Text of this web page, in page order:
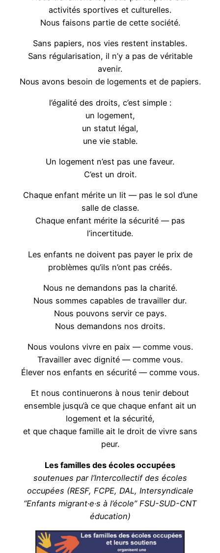
activités sportives et culturelles.
Nous faisons partie de cette société.
Sans papiers, nos vies restent instables.
Sans régularisation, il n’y a pas de véritable
avenir.
Nous avons besoin de logements et de papiers.
l’égalité des droits, c’est simple :
un logement,
un statut légal,
une vie stable.
Un logement n’est pas une faveur.
C’est un droit.
Chaque enfant mérite un lit — pas le sol d’une
salle de classe.
Chaque enfant mérite la sécurité — pas
l’incertitude.
Les enfants ne doivent pas payer le prix de
problèmes qu’ils n’ont pas créés.
Nous ne demandons pas la charité.
Nous sommes capables de travailler dur.
Nous pouvons servir ce pays.
Nous demandons nos droits.
Nous voulons vivre en paix — comme vous.
Travailler avec dignité — comme vous.
Élever nos enfants en sécurité — comme vous.
Et nous continuerons à nous tenir debout
ensemble jusqu’à ce que chaque enfant ait un
logement et la sécurité,
et que chaque famille ait le droit de vivre sans
peur.
Les familles des écoles occupées
soutenues par l’lntercollectif des écoles
occupées (RESF, FCPE, DAL, Intersyndicale
“Enfants migrant·e·s à l’école” FSU-SUD-CNT
éducation)